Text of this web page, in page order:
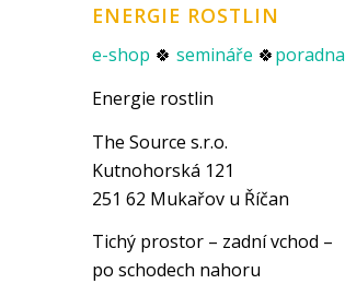
ENERGIE ROSTLIN
e-shop 🍀 semináře 🍀poradna
Energie rostlin
The Source s.r.o.
Kutnohorská 121
251 62 Mukařov u Říčan
Tichý prostor – zadní vchod –
po schodech nahoru